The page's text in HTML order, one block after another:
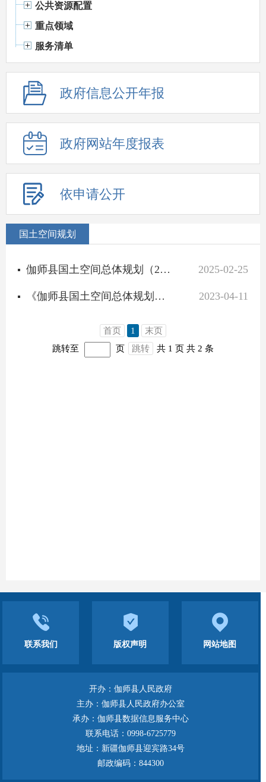
公共资源配置
重点领域
服务清单
政府信息公开年报
政府网站年度报表
依申请公开
国土空间规划
2025-02-25
伽师县国土空间总体规划（2021-2035年）
2023-04-11
《伽师县国土空间总体规划（2021-2035年）（草案）》
首页 1
末页
跳转至
页 跳转 共 1 页 共 2 条
联系我们 版权声明 网站地图
开办：伽师县人民政府
主办：伽师县人民政府办公室
承办：伽师县数据信息服务中心
联系电话：0998-6725779
地址：新疆伽师县迎宾路34号
邮政编码：844300